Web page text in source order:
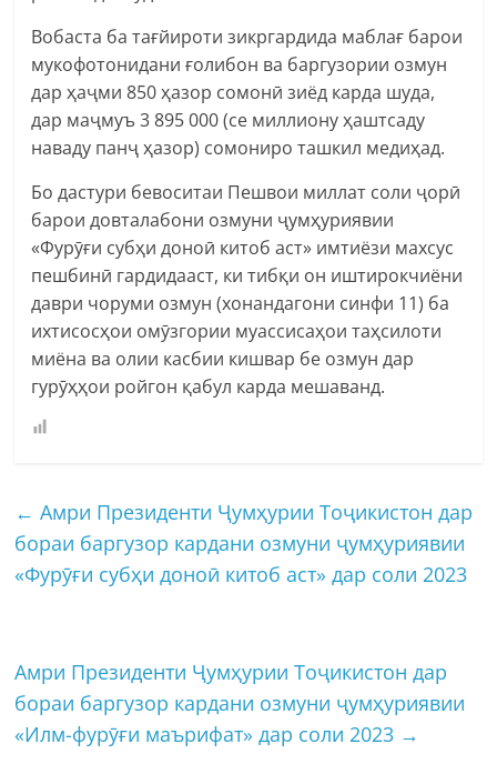
Вобаста ба тағйироти зикргардида маблағ барои
мукофотонидани ғолибон ва баргузории озмун
дар ҳаҷми 850 ҳазор сомонӣ зиёд карда шуда,
дар маҷмуъ 3 895 000 (се миллиону ҳаштсаду
наваду панҷ ҳазор) сомониро ташкил медиҳад.
Бо дастури бевоситаи Пешвои миллат соли ҷорӣ
барои довталабони озмуни ҷумҳуриявии
«Фурӯғи субҳи доноӣ китоб аст» имтиёзи махсус
пешбинӣ гардидааст, ки тибқи он иштирокчиёни
даври чоруми озмун (хонандагони синфи 11) ба
ихтисосҳои омӯзгории муассисаҳои таҳсилоти
миёна ва олии касбии кишвар бе озмун дар
гурӯҳҳои ройгон қабул карда мешаванд.
← Амри Президенти Ҷумҳурии Тоҷикистон дар
бораи баргузор кардани озмуни ҷумҳуриявии
«Фурӯғи субҳи доноӣ китоб аст» дар соли 2023
Амри Президенти Ҷумҳурии Тоҷикистон дар
бораи баргузор кардани озмуни ҷумҳуриявии
«Илм-фурӯғи маърифат» дар соли 2023 →